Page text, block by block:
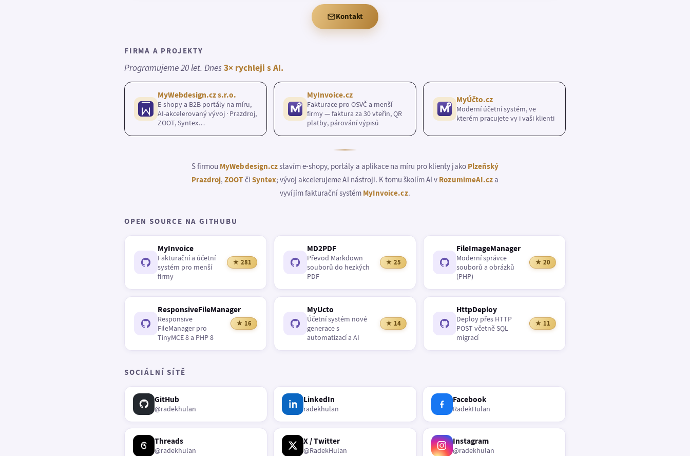
Kontakt
FIRMA A PROJEKTY
Programujeme 20 let. Dnes3× rychleji s AI.
MyWebdesign.cz s.r.o.
E-shopy a B2B portály na míru,
AI-akcelerovaný vývoj · Prazdroj,
ZOOT, Syntex…
MyInvoice.cz
Fakturace pro OSVČ a menší
firmy — faktura za 30 vteřin, QR
platby, párování výpisů
MyÚčto.cz
Moderní účetní systém, ve
kterém pracujete vy i vaši klienti
S firmou MyWebdesign.czstavím e-shopy, portály a aplikace na míru pro klienty jako Plzeňský
Prazdroj,ZOOT či Syntex; vývoj akcelerujeme AI nástroji. K tomu školím AI v RozumimeAI.cza
vyvíjím fakturační systém MyInvoice.cz.
OPEN SOURCE NA GITHUBU
MyInvoice
Fakturační a účetní
systém pro menší
firmy
★ 281
MD2PDF
Převod Markdown
souborů do hezkých
PDF
★ 25
FileImageManager
Moderní správce
souborů a obrázků
(PHP)
★ 20
ResponsiveFileManager
Responsive
FileManager pro
TinyMCE 8 a PHP 8
★ 16
MyUcto
Účetní systém nové
generace s
automatizací a AI
★ 14
HttpDeploy
Deploy přes HTTP
POST včetně SQL
migrací
★ 11
SOCIÁLNÍ SÍTĚ
GitHub
@radekhulan
LinkedIn
radekhulan
Facebook
RadekHulan
Threads
@radekhulan
X / Twitter
@RadekHulan
Instagram
@radekhulan